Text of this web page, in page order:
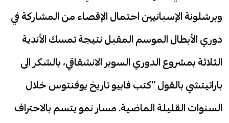
وبرشلونة الإسبانيين احتمال الإقصاء من المشاركة في
دوري الأبطال الموسم المقبل نتيجة تمسك الأندية
الثلاثة بمشروع الدوري السوبر الانشقاقي، بالشكر الى
باراتيتشي بالقول “كتب فابيو تاريخ يوفنتوس خلال
السنوات القليلة الماضية. مسار نمو يتسم بالاحتراف